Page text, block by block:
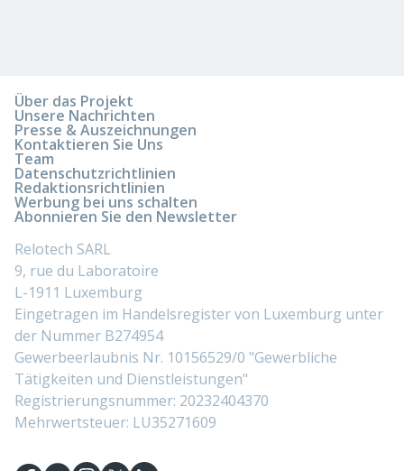
Über das Projekt
Unsere Nachrichten
Presse & Auszeichnungen
Kontaktieren Sie Uns
Team
Datenschutzrichtlinien
Redaktionsrichtlinien
Werbung bei uns schalten
Abonnieren Sie den Newsletter
Relotech SARL
9, rue du Laboratoire
L-1911 Luxemburg
Eingetragen im Handelsregister von Luxemburg unter
der Nummer B274954
Gewerbeerlaubnis Nr. 10156529/0 "Gewerbliche
Tätigkeiten und Dienstleistungen"
Registrierungsnummer: 20232404370
Mehrwertsteuer: LU35271609